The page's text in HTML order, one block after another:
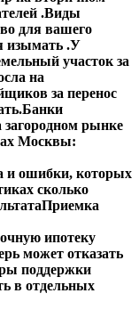
.Виды
для вашего
изымать .У
участок за
на
за перенос
Банки
загородном рынке
Москвы:
и ошибки, которых
сколько
Приемка
ипотеку
может отказать
поддержки
в отдельных